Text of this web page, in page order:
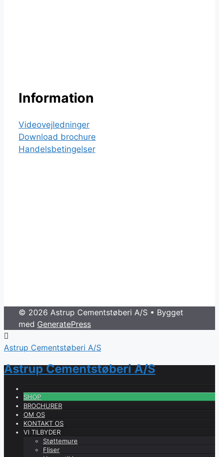
Information
Videovejledninger
Download brochure
Handelsbetingelser
© 2026 Astrup Cementstøberi A/S • Bygget
med GeneratePress
Astrup Cementstøberi A/S
Astrup Cementstøberi A/S
SHOP
BROCHURER
OM OS
KONTAKT OS
VI TILBYDER
Støttemure
Fliser